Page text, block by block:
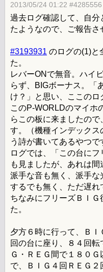
2013/05/24 01:22 #4285556
過去ログ確認して、自分
たようなので、ご報告さ
#3193931 のログの(1)と
た。
レバーONで無音。ハイ
らず、BIGボーナス。「
け？」と思い、ここのロ
このP-WORLDのマイホ
らこの板に来ましたの
す。（機種インデック
う詩が書いてあるやつで
ログでは、「この台に
も見ましたが、あれは間
派手な音も無く、派手
するでも無く、ただ遅れ
ちなみにフリーズＢＩ
た。
夕方６時に行って、ＢＩ
回の台に座り、８４回転
Ｇ・ＲＥＧ間で１８０
で、ＢＩＧ４回ＲＥＧ